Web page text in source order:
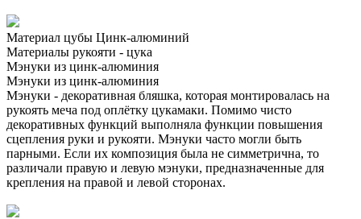
Материал цубы Цинк-алюминий
Материалы рукояти - цука
Мэнуки из цинк-алюминия
Мэнуки из цинк-алюминия
Мэнуки - декоративная бляшка, которая монтировалась на
рукоять меча под оплётку цукамаки. Помимо чисто
декоративных функций выполняла функции повышения
сцепления руки и рукояти. Мэнуки часто могли быть
парными. Если их композиция была не симметрична, то
различали правую и левую мэнуки, предназначенные для
крепления на правой и левой сторонах.